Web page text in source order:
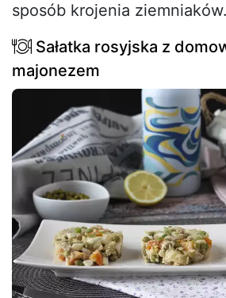
sposób krojenia ziemniaków.
Sałatka rosyjska z
majonezem